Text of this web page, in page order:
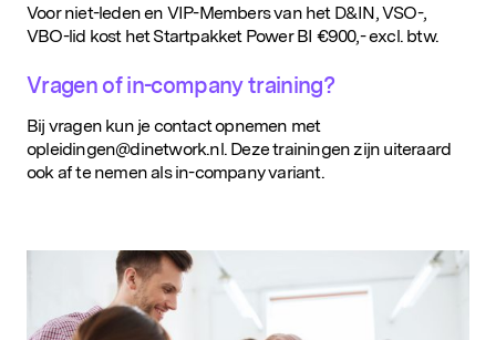
Voor niet-leden en VIP-Members van het D&IN, VSO-,
VBO-lid kost het Startpakket Power BI €900,- excl. btw.
Vragen of in-company training?
Bij vragen kun je contact opnemen met
opleidingen@dinetwork.nl. Deze trainingen zijn uiteraard
ook af te nemen als in-company variant.